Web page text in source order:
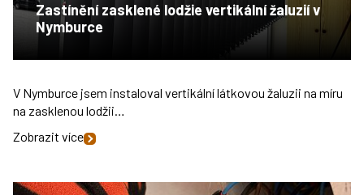
Zastínění zasklené lodžie vertikální žaluzií v
Nymburce
V Nymburce jsem instaloval vertikální látkovou žaluzii na míru
na zasklenou lodžii…
Zobrazit více